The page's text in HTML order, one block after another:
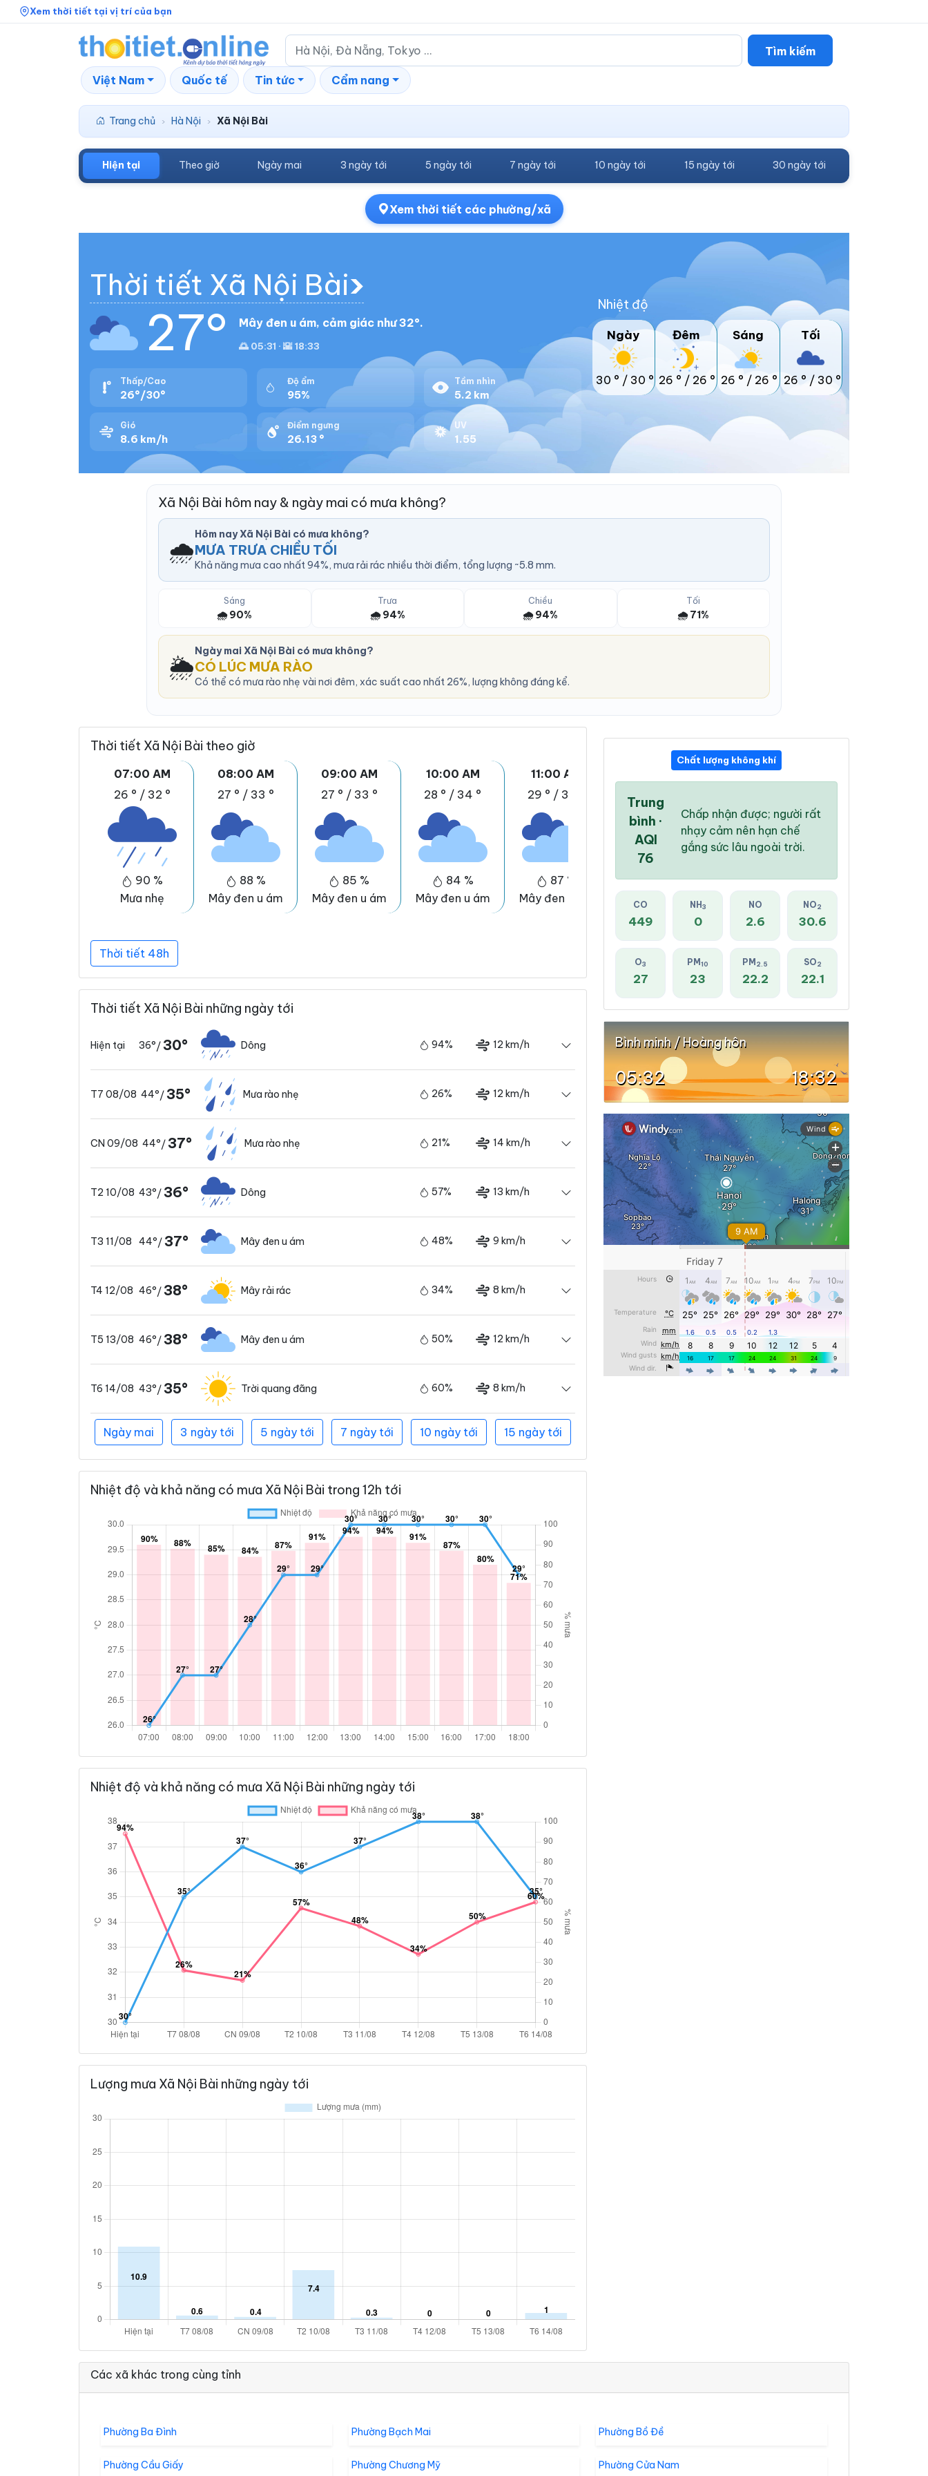
Xem thời tiết tại vị trí của bạn
Tìm kiếm
Việt Nam Quốc tế Tin tức Cẩm nang
Trang chủ › Hà Nội › Xã Nội Bài
Hiện tại Theo giờ Ngày mai 3 ngày tới 5 ngày tới 7 ngày tới 10 ngày tới 15 ngày tới 30 ngày tới
Xem thời tiết các phường/xã
Thời tiết Xã Nội Bài
27° Mây đen u ám, cảm giác như 32°.
🌅 05:31 · 🌇 18:33
Thấp/Cao
26°/30°
Độ ẩm
95%
Tầm nhìn
5.2 km
Gió
8.6 km/h
Điểm ngưng
26.13 °
UV
1.55
Nhiệt độ
Ngày
30 ° / 30 °
Đêm
26 ° / 26 °
Sáng
26 ° / 26 °
Tối
26 ° / 30 °
Xã Nội Bài hôm nay & ngày mai có mưa không?
🌧️
Hôm nay Xã Nội Bài có mưa không?
MƯA TRƯA CHIỀU TỐI
Khả năng mưa cao nhất 94%, mưa rải rác nhiều thời điểm, tổng lượng ~5.8 mm.
Sáng
🌧️ 90%
Trưa
🌧️ 94%
Chiều
🌧️ 94%
Tối
🌧️ 71%
🌦️
Ngày mai Xã Nội Bài có mưa không?
CÓ LÚC MƯA RÀO
Có thể có mưa rào nhẹ vài nơi đêm, xác suất cao nhất 26%, lượng không đáng kể.
Thời tiết Xã Nội Bài theo giờ
07:00 AM
26 ° / 32 °
90 %
Mưa nhẹ
08:00 AM
27 ° / 33 °
88 %
Mây đen u ám
09:00 AM
27 ° / 33 °
85 %
Mây đen u ám
10:00 AM
28 ° / 34 °
84 %
Mây đen u ám
11:00 AM
29 ° / 35 °
87 %
Mây đen u ám
12:00 PM
29 °
91 %
Dông
01:00 PM
94 %
Dông
Thời tiết 48h
Thời tiết Xã Nội Bài những ngày tới
Hiện tại 36°/30° Dông 94% 12 km/h
T7 08/08 44°/35° Mưa rào nhẹ 26% 12 km/h
CN 09/08 44°/37° Mưa rào nhẹ 21% 14 km/h
T2 10/08 43°/36° Dông 57% 13 km/h
T3 11/08 44°/37° Mây đen u ám 48% 9 km/h
T4 12/08 46°/38° Mây rải rác 34% 8 km/h
T5 13/08 46°/38° Mây đen u ám 50% 12 km/h
T6 14/08 43°/35° Trời quang đãng 60% 8 km/h
Ngày mai 3 ngày tới 5 ngày tới 7 ngày tới 10 ngày tới 15 ngày tới
Nhiệt độ và khả năng có mưa Xã Nội Bài trong 12h tới
Nhiệt độ và khả năng có mưa Xã Nội Bài những ngày tới
Lượng mưa Xã Nội Bài những ngày tới
Chất lượng không khí
Trung
bình ·
AQI
76
Chấp nhận được; người rất
nhạy cảm nên hạn chế
gắng sức lâu ngoài trời.
CO
449
NH 3
0
NO
2.6
NO2
30.6
O3
27
PM 10
23
PM 2.5
22.2
SO2
22.1
Bình minh / Hoàng hôn
05:32 18:32
Các xã khác trong cùng tỉnh
Phường Ba Đình Phường Bạch Mai Phường Bồ Đề
Phường Cầu Giấy Phường Chương Mỹ Phường Cửa Nam